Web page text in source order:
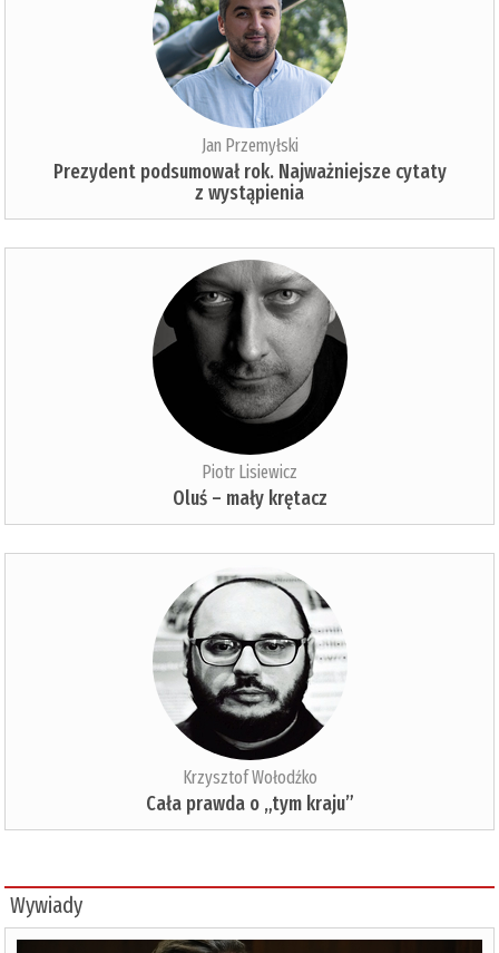
Jan Przemyłski
Prezydent podsumował rok. Najważniejsze cytaty
z wystąpienia
Piotr Lisiewicz
Oluś – mały krętacz
Krzysztof Wołodźko
Cała prawda o „tym kraju”
Wywiady